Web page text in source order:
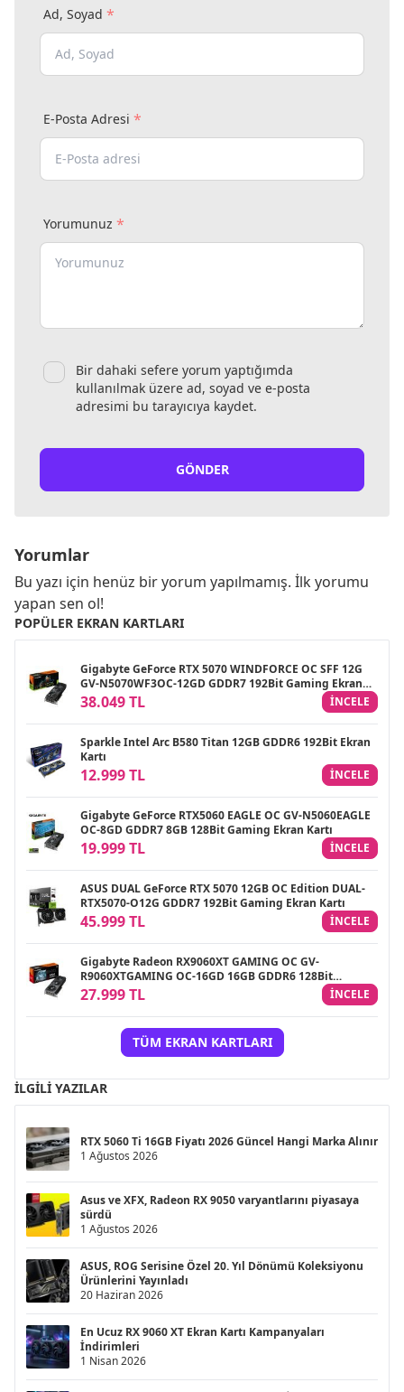
Ad, Soyad *
E-Posta Adresi *
Yorumunuz *
Bir dahaki sefere yorum yaptığımda
kullanılmak üzere ad, soyad ve e-posta
adresimi bu tarayıcıya kaydet.
GÖNDER
Yorumlar
Bu yazı için henüz bir yorum yapılmamış. İlk yorumu
yapan sen ol!
POPÜLER EKRAN KARTLARI
Gigabyte GeForce RTX 5070 WINDFORCE OC SFF 12G
GV-N5070WF3OC-12GD GDDR7 192Bit Gaming Ekran
Kartı
38.049 TL INCELE
Sparkle Intel Arc B580 Titan 12GB GDDR6 192Bit Ekran
Kartı
12.999 TL INCELE
Gigabyte GeForce RTX5060 EAGLE OC GV-N5060EAGLE
OC-8GD GDDR7 8GB 128Bit Gaming Ekran Kartı
19.999 TL INCELE
ASUS DUAL GeForce RTX 5070 12GB OC Edition DUAL-
RTX5070-O12G GDDR7 192Bit Gaming Ekran Kartı
45.999 TL INCELE
Gigabyte Radeon RX9060XT GAMING OC GV-
R9060XTGAMING OC-16GD 16GB GDDR6 128Bit
Gaming Ekran Kartı
27.999 TL INCELE
TÜM EKRAN KARTLARI
İLGILI YAZILAR
RTX 5060 Ti 16GB Fiyatı 2026 Güncel Hangi Marka Alınır
1 Ağustos 2026
Asus ve XFX, Radeon RX 9050 varyantlarını piyasaya
sürdü
1 Ağustos 2026
ASUS, ROG Serisine Özel 20. Yıl Dönümü Koleksiyonu
Ürünlerini Yayınladı
20 Haziran 2026
En Ucuz RX 9060 XT Ekran Kartı Kampanyaları
İndirimleri
1 Nisan 2026